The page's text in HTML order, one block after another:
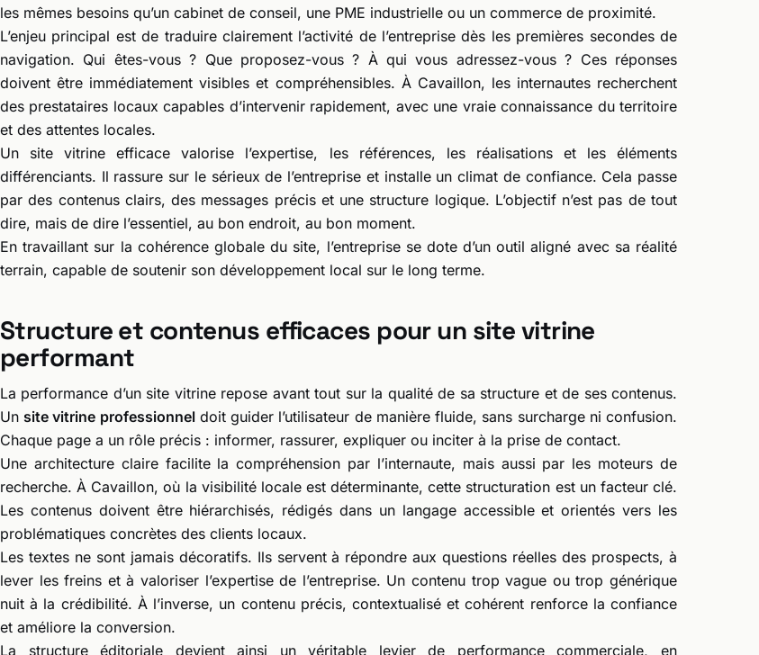
les mêmes besoins qu’un cabinet de conseil, une PME industrielle ou un commerce de proximité.
L’enjeu principal est de traduire clairement l’activité de l’entreprise dès les premières secondes de
navigation. Qui êtes-vous ? Que proposez-vous ? À qui vous adressez-vous ? Ces réponses
doivent être immédiatement visibles et compréhensibles. À Cavaillon, les internautes recherchent
des prestataires locaux capables d’intervenir rapidement, avec une vraie connaissance du territoire
et des attentes locales.
Un site vitrine efficace valorise l’expertise, les références, les réalisations et les éléments
différenciants. Il rassure sur le sérieux de l’entreprise et installe un climat de confiance. Cela passe
par des contenus clairs, des messages précis et une structure logique. L’objectif n’est pas de tout
dire, mais de dire l’essentiel, au bon endroit, au bon moment.
En travaillant sur la cohérence globale du site, l’entreprise se dote d’un outil aligné avec sa réalité
terrain, capable de soutenir son développement local sur le long terme.
Structure et contenus efficaces pour un site vitrine
performant
La performance d’un site vitrine repose avant tout sur la qualité de sa structure et de ses contenus.
Un site vitrine professionneldoit guider l’utilisateur de manière fluide, sans surcharge ni confusion.
Chaque page a un rôle précis : informer, rassurer, expliquer ou inciter à la prise de contact.
Une architecture claire facilite la compréhension par l’internaute, mais aussi par les moteurs de
recherche. À Cavaillon, où la visibilité locale est déterminante, cette structuration est un facteur clé.
Les contenus doivent être hiérarchisés, rédigés dans un langage accessible et orientés vers les
problématiques concrètes des clients locaux.
Les textes ne sont jamais décoratifs. Ils servent à répondre aux questions réelles des prospects, à
lever les freins et à valoriser l’expertise de l’entreprise. Un contenu trop vague ou trop générique
nuit à la crédibilité. À l’inverse, un contenu précis, contextualisé et cohérent renforce la confiance
et améliore la conversion.
La structure éditoriale devient ainsi un véritable levier de performance commerciale, en